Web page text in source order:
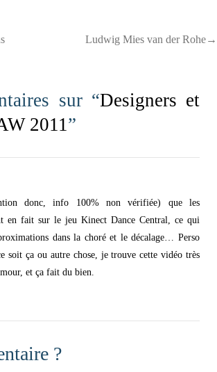
Ludwig Mies van der Rohe→
sur “Designers et
2011 ”
donc, info 100% non vérifiée) que les
en fait sur le jeu Kinect Dance Central, ce qui
dans la choré et le décalage… Perso
soit ça ou autre chose, je trouve cette vidéo très
et ça fait du bien.
?